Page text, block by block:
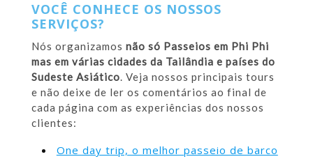
VOCÊ CONHECE OS NOSSOS
SERVIÇOS?
Nós organizamos não só Passeios em Phi Phi
mas em várias cidades da Tailândia e países do
Sudeste Asiático. Veja nossos principais tours
e não deixe de ler os comentários ao final de
cada página com as experiências dos nossos
clientes:
One day trip, o melhor passeio de barco